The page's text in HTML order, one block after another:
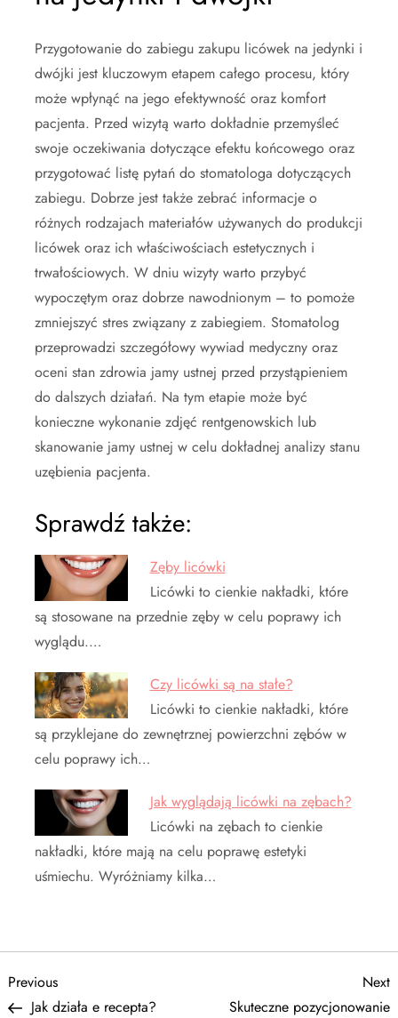
Przygotowanie do zabiegu zakupu licówek na jedynki i
dwójki jest kluczowym etapem całego procesu, który
może wpłynąć na jego efektywność oraz komfort
pacjenta. Przed wizytą warto dokładnie przemyśleć
swoje oczekiwania dotyczące efektu końcowego oraz
przygotować listę pytań do stomatologa dotyczących
zabiegu. Dobrze jest także zebrać informacje o
różnych rodzajach materiałów używanych do produkcji
licówek oraz ich właściwościach estetycznych i
trwałościowych. W dniu wizyty warto przybyć
wypoczętym oraz dobrze nawodnionym – to pomoże
zmniejszyć stres związany z zabiegiem. Stomatolog
przeprowadzi szczegółowy wywiad medyczny oraz
oceni stan zdrowia jamy ustnej przed przystąpieniem
do dalszych działań. Na tym etapie może być
konieczne wykonanie zdjęć rentgenowskich lub
skanowanie jamy ustnej w celu dokładnej analizy stanu
uzębienia pacjenta.
Sprawdź także:
Zęby licówki
Licówki to cienkie nakładki, które
są stosowane na przednie zęby w celu poprawy ich
wyglądu.…
Czy licówki są na stałe?
Licówki to cienkie nakładki, które
są przyklejane do zewnętrznej powierzchni zębów w
celu poprawy ich…
Jak wyglądają licówki na zębach?
Licówki na zębach to cienkie
nakładki, które mają na celu poprawę estetyki
uśmiechu. Wyróżniamy kilka…
N
Previous
Post
Previous
Jak działa e recepta?
Next
Skuteczne pozycjonowanie